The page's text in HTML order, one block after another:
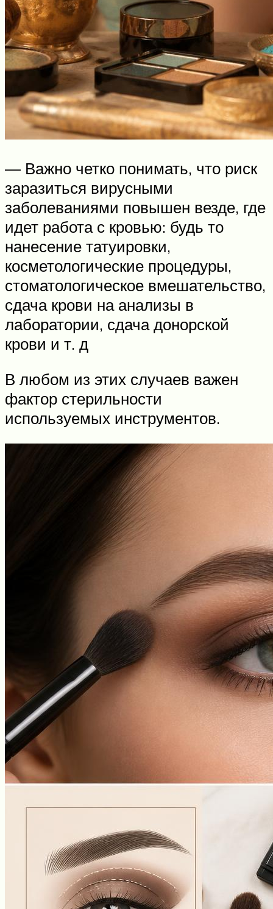
— Важно четко понимать, что риск
заразиться вирусными
заболеваниями повышен везде, где
идет работа с кровью: будь то
нанесение татуировки,
косметологические процедуры,
стоматологическое вмешательство,
сдача крови на анализы в
лаборатории, сдача донорской
крови и т. д
В любом из этих случаев важен
фактор стерильности
используемых инструментов.